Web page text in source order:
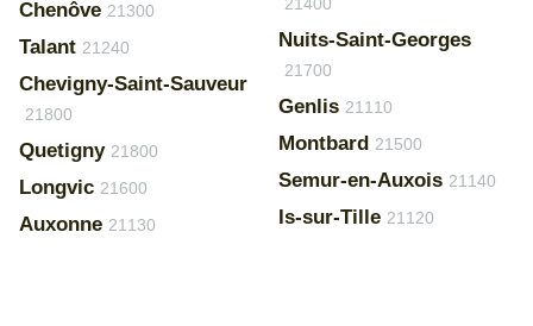
Chenôve 21300
Talant 21240
Chevigny-Saint-Sauveur
21800
Quetigny 21800
Longvic 21600
Auxonne 21130
Nuits-Saint-Georges
21700
Genlis 21110
Montbard 21500
Semur-en-Auxois 21140
Is-sur-Tille 21120